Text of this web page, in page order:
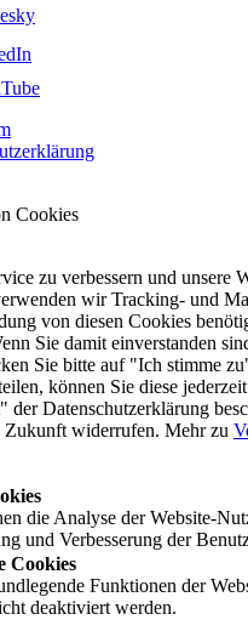
Cookies
zu verbessern und unsere
wir Tracking- und
von diesen Cookies
Sie damit einverstanden
Sie bitte auf "Ich stimme
können Sie diese
der Datenschutzerklärung
widerrufen. Mehr zu
die Analyse der Website-
und Verbesserung der
Cookies
Funktionen der
deaktiviert werden.